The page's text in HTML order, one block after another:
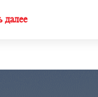
далее